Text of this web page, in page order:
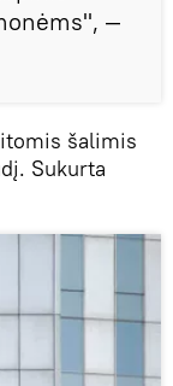
—
šalimis
Sukurta